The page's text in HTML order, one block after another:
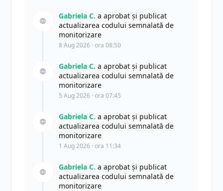
Gabriela C. a aprobat și publicat
actualizarea codului semnalată de
monitorizare
8 Aug 2026 · ora 08:50
Gabriela C. a aprobat și publicat
actualizarea codului semnalată de
monitorizare
5 Aug 2026 · ora 07:45
Gabriela C. a aprobat și publicat
actualizarea codului semnalată de
monitorizare
1 Aug 2026 · ora 11:34
Gabriela C. a aprobat și publicat
actualizarea codului semnalată de
monitorizare